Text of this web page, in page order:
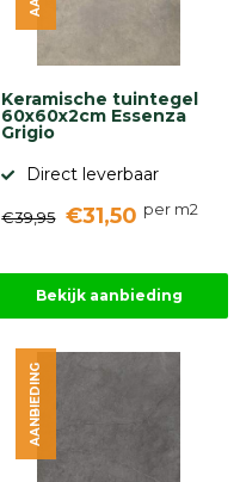
Keramische tuintegel
60x60x2cm Essenza
Grigio
Direct leverbaar
€39,95 €31,50 per m2
Bekijk aanbieding
AANBIEDING